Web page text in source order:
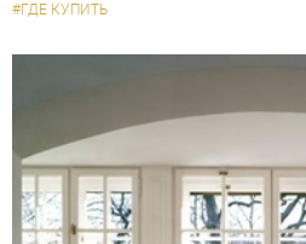
#ГДЕ КУПИТЬ